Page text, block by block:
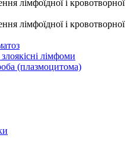
лімфоїдної і кровотворної
лімфоїдної і кровотворної
лімфоми
(плазмоцитома)